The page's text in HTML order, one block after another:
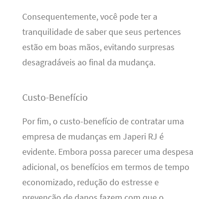
Consequentemente, você pode ter a
tranquilidade de saber que seus pertences
estão em boas mãos, evitando surpresas
desagradáveis ao final da mudança.
Custo-Benefício
Por fim, o custo-benefício de contratar uma
empresa de mudanças em Japeri RJ é
evidente. Embora possa parecer uma despesa
adicional, os benefícios em termos de tempo
economizado, redução do estresse e